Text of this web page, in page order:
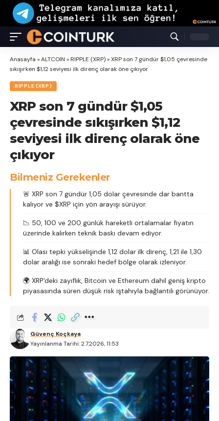
Anasayfa »ALTCOIN »RIPPLE (XRP)»XRP son 7 gündür $1,05 çevresinde
sıkışırken $1,12 seviyesi ilk direnç olarak öne çıkıyor
RIPPLE (XRP)
XRP son 7 gündür $1,05
çevresinde sıkışırken $1,12
seviyesi ilk direnç olarak öne
çıkıyor
Bilmeniz Gerekenler
🚨 XRP son 7 gündür 1,05 dolar çevresinde dar bantta
kalıyor ve $XRP için yön arayışı sürüyor.
📉 50, 100 ve 200 günlük hareketli ortalamalar fiyatın
üzerinde kalırken teknik baskı devam ediyor.
📊 Olası tepki yükselişinde 1,12 dolar ilk direnç, 1,21 ile 1,30
dolar aralığı ise sonraki hedef bölge olarak izleniyor.
🌍 XRP'deki zayıflık, Bitcoin ve Ethereum dahil geniş kripto
piyasasında süren düşük risk iştahıyla bağlantılı görünüyor.
Yayınlanma Tarihi: 2.7.2026, 11:53
Güvenç Koçkaya